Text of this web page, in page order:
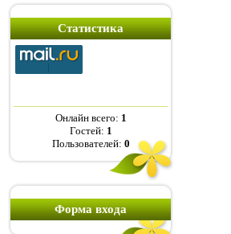
Статистика
Онлайн всего: 1
Гостей: 1
Пользователей: 0
Форма входа